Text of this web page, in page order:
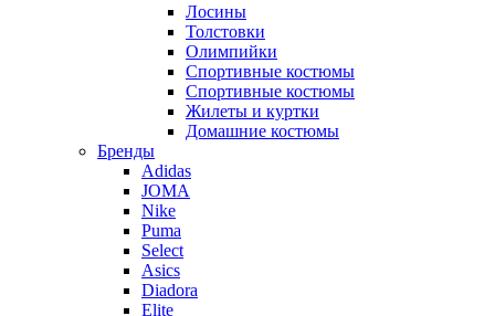
Лосины
Толстовки
Олимпийки
Спортивные костюмы
Спортивные костюмы
Жилеты и куртки
Домашние костюмы
Бренды
Adidas
JOMA
Nike
Puma
Select
Asics
Diadora
Elite